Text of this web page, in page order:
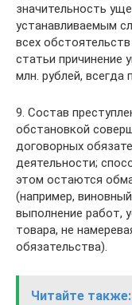
значительность
устанавливаемым
всех
статьи
млн. рублей, всегда
9. Состав
обстановкой
договорных
деятельности;
этом остаются
(например,
выполнение работ,
товара, не
обязательства).
Читайте также: